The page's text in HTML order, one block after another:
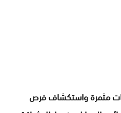
مثمرة واستكشاف فرص